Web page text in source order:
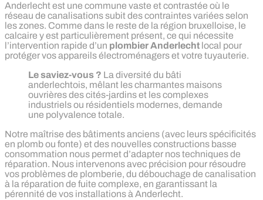
Anderlecht est une commune vaste et contrastée où le
réseau de canalisations subit des contraintes variées selon
les zones. Comme dans le reste de la région bruxelloise, le
calcaire y est particulièrement présent, ce qui nécessite
l’intervention rapide d’un plombier Anderlecht local pour
protéger vos appareils électroménagers et votre tuyauterie.
Le saviez-vous ? La diversité du bâti
anderlechtois, mêlant les charmantes maisons
ouvrières des cités-jardins et les complexes
industriels ou résidentiels modernes, demande
une polyvalence totale.
Notre maîtrise des bâtiments anciens (avec leurs spécificités
en plomb ou fonte) et des nouvelles constructions basse
consommation nous permet d’adapter nos techniques de
réparation. Nous intervenons avec précision pour résoudre
vos problèmes de plomberie, du débouchage de canalisation
à la réparation de fuite complexe, en garantissant la
pérennité de vos installations à Anderlecht.